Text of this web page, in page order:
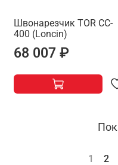
Швонарезчик TOR CC-
400 (Loncin)
68 007 ₽
1 2